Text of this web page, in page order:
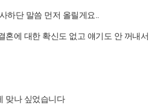
하단 말씀 먼저 올릴게요..
혼에 대한 확신도 없고 얘기도 안 꺼내서
맞나 싶었습니다